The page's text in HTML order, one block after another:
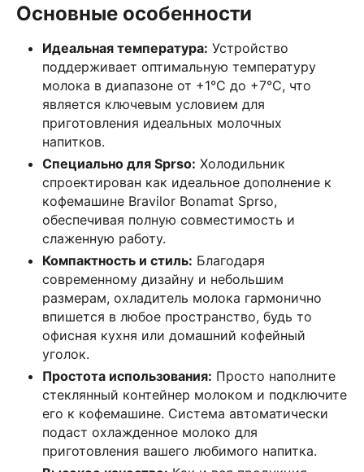
Основные особенности
Идеальная температура: Устройство
поддерживает оптимальную температуру
молока в диапазоне от +1°C до +7°C, что
является ключевым условием для
приготовления идеальных молочных
напитков.
Специально для Sprso: Холодильник
спроектирован как идеальное дополнение к
кофемашине Bravilor Bonamat Sprso,
обеспечивая полную совместимость и
слаженную работу.
Компактность и стиль: Благодаря
современному дизайну и небольшим
размерам, охладитель молока гармонично
впишется в любое пространство, будь то
офисная кухня или домашний кофейный
уголок.
Простота использования: Просто наполните
стеклянный контейнер молоком и подключите
его к кофемашине. Система автоматически
подаст охлажденное молоко для
приготовления вашего любимого напитка.